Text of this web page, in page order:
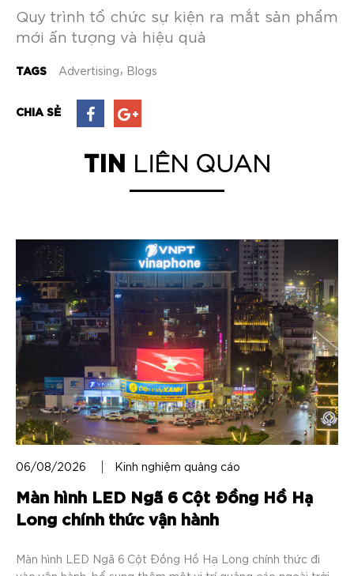
Quy trình tổ chức sự kiện ra mắt sản phẩm
mới ấn tượng và hiệu quả
TAGS Advertising Blogs
CHIA SẺ
TIN LIÊN QUAN
06/08/2026 Kinh nghiệm quảng cáo
Màn hình LED Ngã 6 Cột Đồng Hồ Hạ
Long chính thức vận hành
Màn hình LED Ngã 6 Cột Đồng Hồ Hạ Long chính thức đi